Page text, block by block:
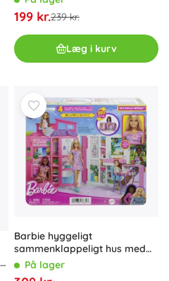
199 kr.239 kr.
Læg i kurv
Barbie hyggeligt
sammenklappeligt hus med
dukke
På lager